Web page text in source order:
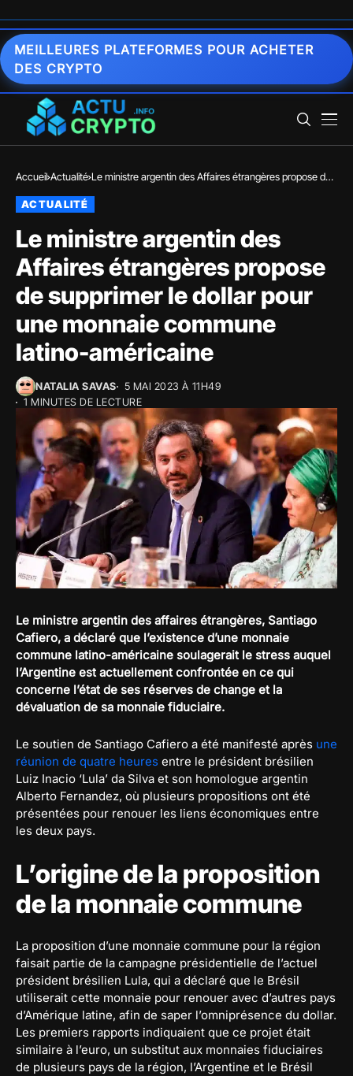
MEILLEURES PLATEFORMES POUR ACHETER
DES CRYPTO
Accueil Actualité Le ministre argentin des Affaires étrangères propose de
ACTUALITÉ
Le ministre argentin des
Affaires étrangères propose
de supprimer le dollar pour
une monnaie commune
latino-américaine
NATALIA SAVAS
5 MAI 2023 À 11H49
1 MINUTES DE LECTURE
Le ministre argentin des affaires étrangères, Santiago
Cafiero, a déclaré que l’existence d’une monnaie
commune latino-américaine soulagerait le stress auquel
l’Argentine est actuellement confrontée en ce qui
concerne l’état de ses réserves de change et la
dévaluation de sa monnaie fiduciaire.
Le soutien de Santiago Cafiero a été manifesté après une
réunion de quatre heures entre le président brésilien
Luiz Inacio ‘Lula’ da Silva et son homologue argentin
Alberto Fernandez, où plusieurs propositions ont été
présentées pour renouer les liens économiques entre
les deux pays.
L’origine de la proposition
de la monnaie commune
La proposition d’une monnaie commune pour la région
faisait partie de la campagne présidentielle de l’actuel
président brésilien Lula, qui a déclaré que le Brésil
utiliserait cette monnaie pour renouer avec d’autres pays
d’Amérique latine, afin de saper l’omniprésence du dollar.
Les premiers rapports indiquaient que ce projet était
similaire à l’euro, un substitut aux monnaies fiduciaires
de plusieurs pays de la région, l’Argentine et le Brésil